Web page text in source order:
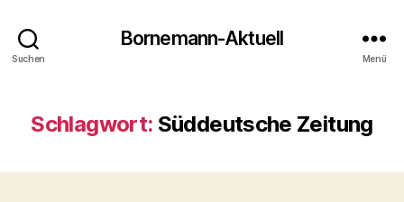
Suchen
Bornemann-Aktuell
Menü
Schlagwort: Süddeutsche Zeitung